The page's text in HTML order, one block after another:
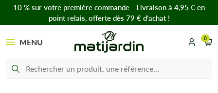
10 % sur votre première commande - Livraison à 4,95 € en
point relais, offerte dès 79 € d’achat !
MENU 0